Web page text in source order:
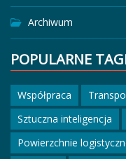
Archiwum
POPULARNE
Współpraca
Sztuczna inteligencja
Powierzchnie